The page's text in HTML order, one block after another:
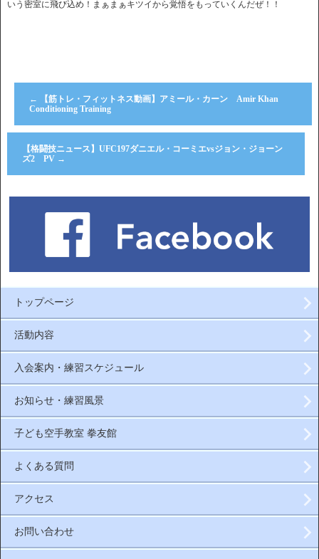
いう密室に飛び込め！まぁまぁキツイから覚悟をもっていくんだぜ！！
←
【筋トレ・フィットネス動画】アミール・カーン Amir Khan
Conditioning Training
【格闘技ニュース】UFC197ダニエル・コーミエvsジョン・ジョーン
ズ2 PV →
トップページ
活動内容
入会案内・練習スケジュール
お知らせ・練習風景
子ども空手教室 拳友館
よくある質問
アクセス
お問い合わせ